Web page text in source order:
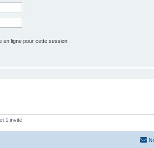
en ligne pour cette session
1 invité